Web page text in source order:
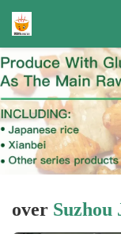
over Suzhou